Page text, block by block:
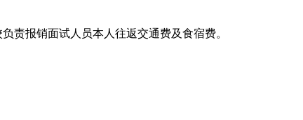
责报销面试人员本人往返交通费及食宿费。